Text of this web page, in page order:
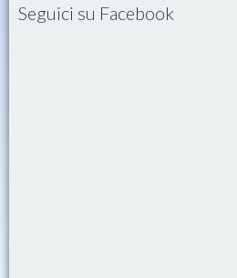
Seguici su Facebook